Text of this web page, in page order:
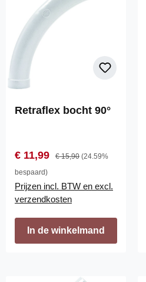
Retraflex bocht 90°
Verkoopprijs:
€ 11,99 Normale prijs:
€ 15,90 (24.59%
bespaard)
Prijzen incl. BTW en excl.
verzendkosten
In de winkelmand